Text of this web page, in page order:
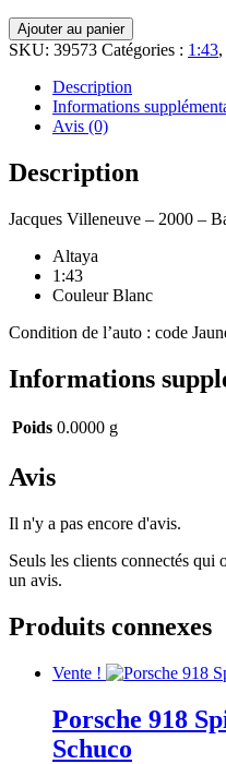
quantité
Jacques
2000
Ajouter au panier
SKU: 39573 Catégories : 1:43,
Description
Informations
Avis (0)
Description
Jacques Villeneuve – 2000 –
Altaya
1:43
Couleur Blanc
Condition de l’auto : code
Informations
Poids 0.0000 g
Avis
Il n'y a pas encore d'avis.
Seuls les clients connectés qui
un avis.
Produits connexes
Vente !
Porsche 918
Schuco